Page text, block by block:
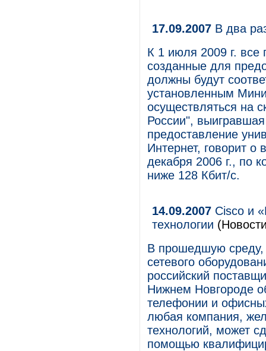
17.09.2007 В два
К 1 июля 2009 г. все
созданные для
должны будут
установленным
осуществляться на
России",
предоставление
Интернет, говорит о
декабря 2006 г., по
ниже 128 Кбит/с.
14.09.2007 Cisco и
технологии
В прошедшую среду,
сетевого
российский
Нижнем Новгороде
телефонии и
любая компания,
технологий, может
помощью